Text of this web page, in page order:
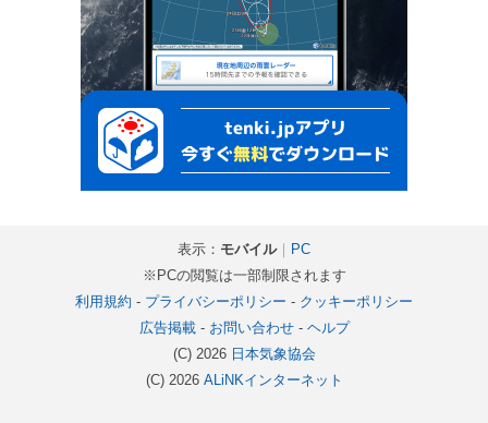
表示： モバイル｜ PC
※PCの閲覧は一部制限されます
利用規約 - プライバシーポリシー - クッキーポリシー
広告掲載- お問い合わせ- ヘルプ
(C) 2026 日本気象協会
(C) 2026 ALiNKインターネット